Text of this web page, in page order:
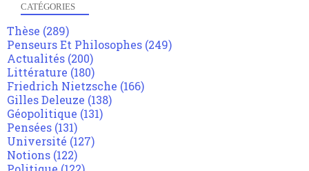
CATÉGORIES
Thèse (289)
Penseurs Et Philosophes (249)
Actualités (200)
Littérature (180)
Friedrich Nietzsche (166)
Gilles Deleuze (138)
Géopolitique (131)
Pensées (131)
Université (127)
Notions (122)